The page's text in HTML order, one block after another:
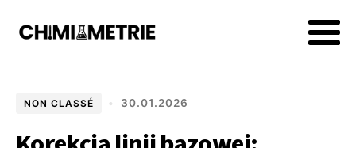
NON CLASSÉ • 30.01.2026